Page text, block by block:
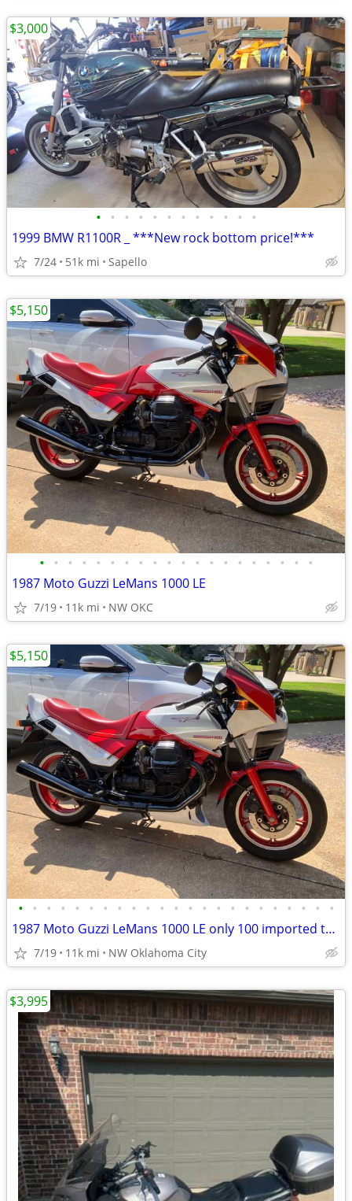
• • • • • • • • • • • •
1999 BMW R1100R _ ***New rock bottom price!***
7/24 51k mi Sapello
$3,000
• • • • • • • • • • • • • • • • • • • •
1987 Moto Guzzi LeMans 1000 LE
7/19 11k mi NW OKC
$5,150
• • • • • • • • • • • • • • • • • • • • • • •
1987 Moto Guzzi LeMans 1000 LE only 100 imported to the US
7/19 11k mi NW Oklahoma City
$5,150
$3,995